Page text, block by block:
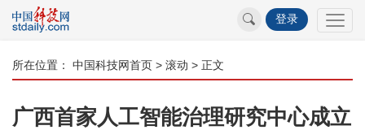
登录
所在位置： 中国科技网首页 > 滚动 > 正文
广西首家人工智能治理研究中心成立